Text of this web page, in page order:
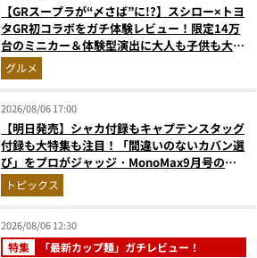
【GRスープラが“〆さば”に!?】スシロー×トヨ
タGR初コラボをガチ体験レビュー！限定14万
台のミニカー＆体験型演出に大人も子供も大興
奮間違いなし
グルメ
2026/08/06 17:00
【明日発売】シャカ付録もキャプテンスタッグ
付録も大特集も注目！「間違いのないカバン選
び」をプロがジャッジ・MonoMax9月号の目
次を公開
トピックス
2026/08/06 12:30
特集 「最新カップ麺」ガチレビュー！